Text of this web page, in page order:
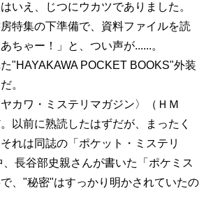
いえ、じつにウカツでありました。
特集の下準備で、資料ファイルを読
ちゃー！」と、つい声が......。
"HAYAKAWA POCKET BOOKS"外装
。
カワ・ミステリマガジン〉（ＨＭ
以前に熟読したはずだが、まったく
れは同誌の「ポケット・ミステリ
長谷部史親さんが書いた「ポケミス
、"秘密"はすっかり明かされていたの